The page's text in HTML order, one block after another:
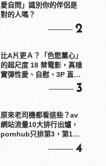
愛自問」識別你的伴侶是
對的人嗎？
2
比A片更Ａ？「色慾薰心」
的超尺度 18 禁電影，真槍
實彈性愛、自慰、3P 直接
3
原來老司機都看這些？av
網站流量10大排行出爐，
pornhub只排第3，第1名
4